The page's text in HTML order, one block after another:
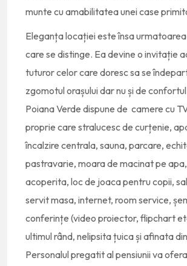
munte cu amabilitatea unei case
Eleganța locației este însa
care se distinge. Ea devine o invitație
tuturor celor care doresc sa se
zgomotul orașului dar nu și de
Poiana Verde dispune de camere cu
proprie care stralucesc de curțenie,
încalzire centrala, sauna, parcare,
pastravarie, moara de macinat pe
acoperita, loc de joaca pentru copii,
servit masa, internet, room service,
conferințe (video proiector, flipchart
ultimul rând, nelipsita țuica și afinata
Personalul pregatit al pensiunii va